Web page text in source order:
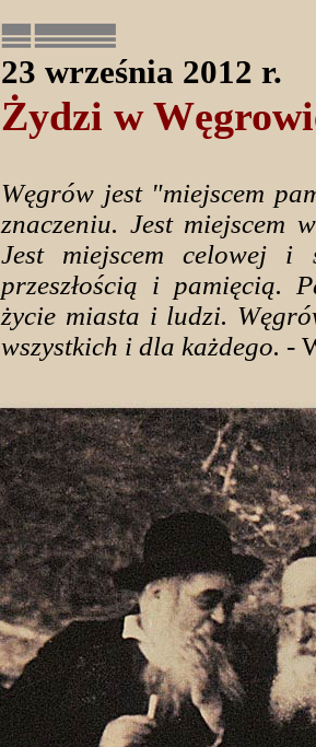
23 września 2012 r.
Żydzi w
Węgrów jest "miejscem
znaczeniu. Jest miejscem
Jest miejscem celowej i
przeszłością i pamięcią.
życie miasta i ludzi.
wszystkich i dla każdego. -